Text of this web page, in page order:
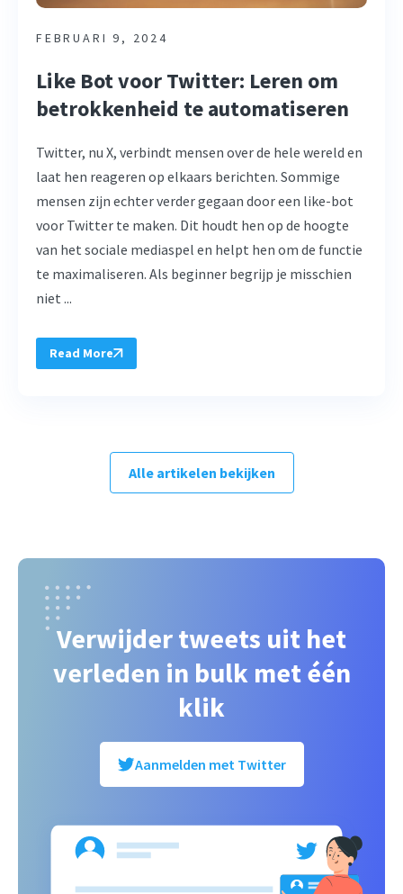
FEBRUARI 9, 2024
Like Bot voor Twitter: Leren om
betrokkenheid te automatiseren
Twitter, nu X, verbindt mensen over de hele wereld en
laat hen reageren op elkaars berichten. Sommige
mensen zijn echter verder gegaan door een like-bot
voor Twitter te maken. Dit houdt hen op de hoogte
van het sociale mediaspel en helpt hen om de functie
te maximaliseren. Als beginner begrijp je misschien
niet ...
Read More
Alle artikelen bekijken
Verwijder tweets uit het
verleden in bulk met één
klik
Aanmelden met Twitter